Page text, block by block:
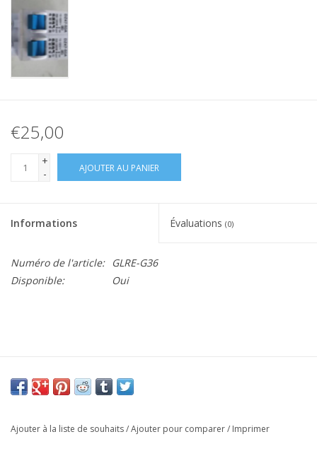
€25,00
+
-
AJOUTER AU PANIER
Informations Évaluations (0)
Numéro de l'article:
GLRE-G36
Disponible:
Oui
Ajouter à la liste de souhaits/Ajouter pour comparer/ Imprimer